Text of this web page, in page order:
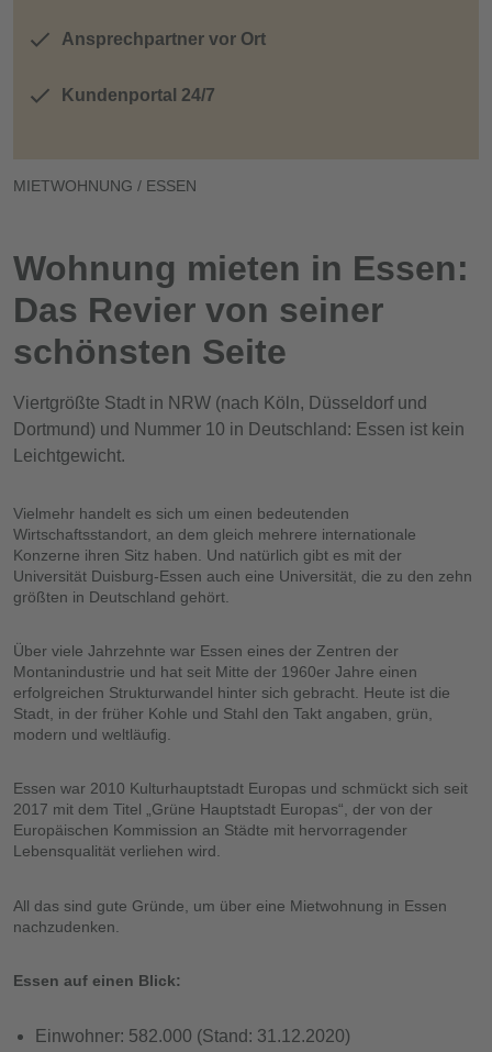
Ansprechpartner vor Ort
Kundenportal 24/7
MIETWOHNUNG / ESSEN
Wohnung mieten in Essen:
Das Revier von seiner
schönsten Seite
Viertgrößte Stadt in NRW (nach Köln, Düsseldorf und
Dortmund) und Nummer 10 in Deutschland: Essen ist kein
Leichtgewicht.
Vielmehr handelt es sich um einen bedeutenden
Wirtschaftsstandort, an dem gleich mehrere internationale
Konzerne ihren Sitz haben. Und natürlich gibt es mit der
Universität Duisburg-Essen auch eine Universität, die zu den zehn
größten in Deutschland gehört.
Über viele Jahrzehnte war Essen eines der Zentren der
Montanindustrie und hat seit Mitte der 1960er Jahre einen
erfolgreichen Strukturwandel hinter sich gebracht. Heute ist die
Stadt, in der früher Kohle und Stahl den Takt angaben, grün,
modern und weltläufig.
Essen war 2010 Kulturhauptstadt Europas und schmückt sich seit
2017 mit dem Titel „Grüne Hauptstadt Europas“, der von der
Europäischen Kommission an Städte mit hervorragender
Lebensqualität verliehen wird.
All das sind gute Gründe, um über eine Mietwohnung in Essen
nachzudenken.
Essen auf einen Blick:
Einwohner: 582.000 (Stand: 31.12.2020)